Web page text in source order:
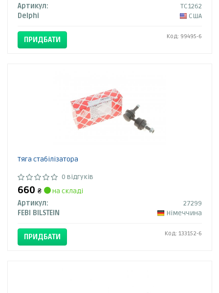
Артикул:
TC1262
Delphi
США
ПРИДБАТИ Код: 99495-6
Тяга стабілізатора
0 відгуків
660 ₴
на складі
Артикул:
27299
FEBI BILSTEIN
Німеччина
ПРИДБАТИ Код: 133152-6